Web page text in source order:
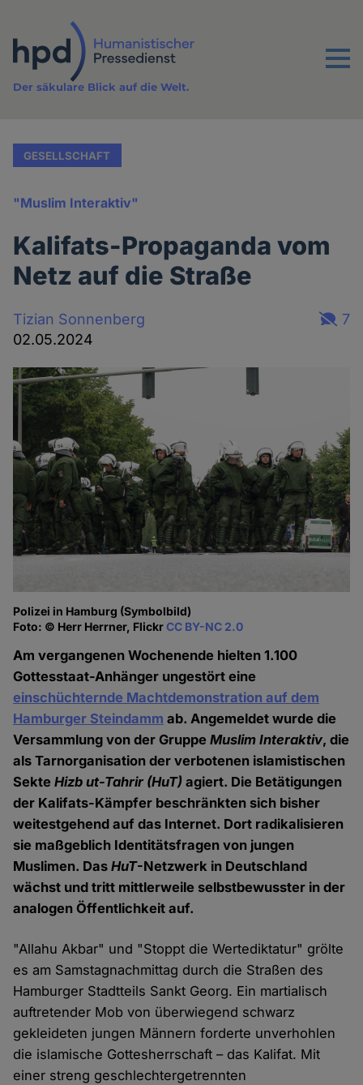
Inhalt
Menu
Der säkulare Blick auf die Welt.
GESELLSCHAFT
"Muslim Interaktiv"
Kalifats-Propaganda vom
Netz auf die Straße
Tizian Sonnenberg
02.05.2024
7
Polizei in Hamburg (Symbolbild)
Foto: © Herr Herrner, FlickrCC BY-NC 2.0
Am vergangenen Wochenende hielten 1.100
Gottesstaat-Anhänger ungestört eine
einschüchternde Machtdemonstration auf dem
Hamburger Steindamm ab. Angemeldet wurde die
Versammlung von der GruppeMuslim Interaktiv, die
als Tarnorganisation der verbotenen islamistischen
SekteHizb ut-Tahrir (HuT) agiert. Die Betätigungen
der Kalifats-Kämpfer beschränkten sich bisher
weitestgehend auf das Internet. Dort radikalisieren
sie maßgeblich Identitätsfragen von jungen
Muslimen. DasHuT-Netzwerk in Deutschland
wächst und tritt mittlerweile selbstbewusster in der
analogen Öffentlichkeit auf.
"Allahu Akbar" und "Stoppt die Wertediktatur" grölte
es am Samstagnachmittag durch die Straßen des
Hamburger Stadtteils Sankt Georg. Ein martialisch
auftretender Mob von überwiegend schwarz
gekleideten jungen Männern forderte unverhohlen
die islamische Gottesherrschaft – das Kalifat. Mit
einer streng geschlechtergetrennten